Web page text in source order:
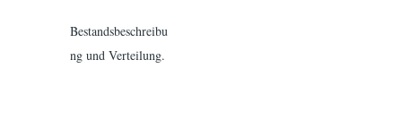
Bestandsbeschreibu
ng und Verteilung.